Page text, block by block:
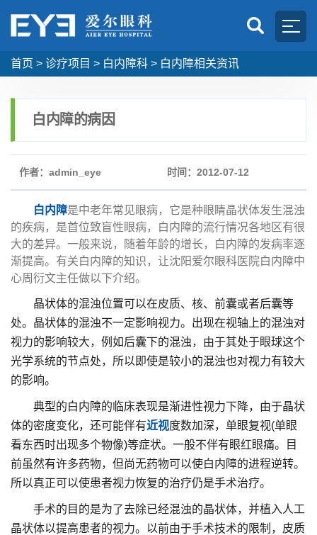
首页 > 诊疗项目 > 白内障科 > 白内障相关资讯
白内障的病因
作者：admin_eye 时间：2012-07-12
白内障是中老年常见眼病，它是种眼睛晶状体发生混浊
的疾病，是首位致盲性眼病，白内障的流行情况各地区有很
大的差异。一般来说，随着年龄的增长，白内障的发病率逐
渐提高。有关白内障的知识，让沈阳爱尔眼科医院白内障中
心周衍文主任做以下介绍。
晶状体的混浊位置可以在皮质、核、前囊或者后囊等
处。晶状体的混浊不一定影响视力。出现在视轴上的混浊对
视力的影响较大，例如后囊下的混浊，由于其处于眼球这个
光学系统的节点处，所以即使是较小的混浊也对视力有较大
的影响。
典型的白内障的临床表现是渐进性视力下降，由于晶状
体的密度变化，还可能伴有近视度数加深，单眼复视(单眼
看东西时出现多个物像)等症状。一般不伴有眼红眼痛。目
前虽然有许多药物，但尚无药物可以使白内障的进程逆转。
所以真正可以使患者视力恢复的治疗仍是手术治疗。
手术的目的是为了去除已经混浊的晶状体，并植入人工
晶状体以提高患者的视力。以前由于手术技术的限制，皮质